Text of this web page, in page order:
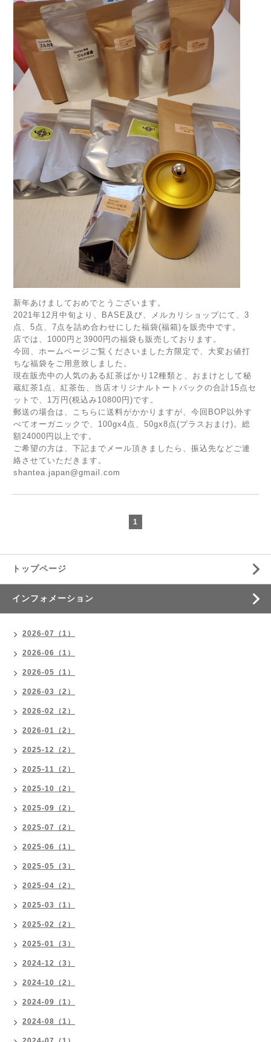
新年あけましておめでとうございます。
2021年12月中旬より、BASE及び、メルカリショップにて、3
点、5点、7点を詰め合わせにした福袋(福箱)を販売中です。
店では、1000円と3900円の福袋も販売しております。
今回、ホームページご覧くださいました方限定で、大変お値打
ちな福袋をご用意致しました。
現在販売中の人気のある紅茶ばかり12種類と、おまけとして秘
蔵紅茶1点、紅茶缶、当店オリジナルトートバックの合計15点セ
ットで、1万円(税込み10800円)です。
郵送の場合は、こちらに送料がかかりますが、今回BOP以外す
べてオーガニックで、100gx4点、50gx8点(プラスおまけ)。総
額24000円以上です。
ご希望の方は、下記までメール頂きましたら、振込先などご連
絡させていただきます。
shantea.japan@gmail.com
1
トップページ
インフォメーション
2026-07（1）
2026-06（1）
2026-05（1）
2026-03（2）
2026-02（2）
2026-01（2）
2025-12（2）
2025-11（2）
2025-10（2）
2025-09（2）
2025-07（2）
2025-06（1）
2025-05（3）
2025-04（2）
2025-03（1）
2025-02（2）
2025-01（3）
2024-12（3）
2024-10（2）
2024-09（1）
2024-08（1）